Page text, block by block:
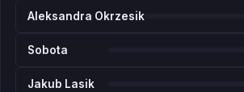
Aleksandra Okrzesik
Sobota
Jakub Lasik